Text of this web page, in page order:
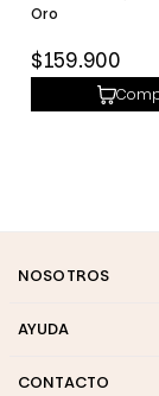
Oro
Precio
habitual
$159.900
NOSOTROS
AYUDA
CONTACTO